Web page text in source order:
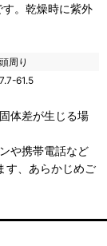
。乾燥時に紫外
頭周り
61.5
体差が生じる場
や携帯電話など
す、あらかじめご